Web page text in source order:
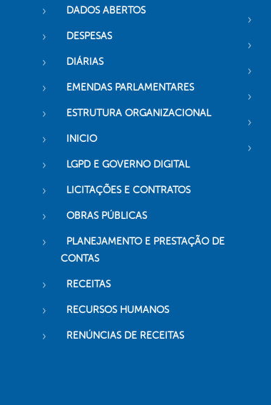
DADOS ABERTOS
DESPESAS
DIÁRIAS
EMENDAS PARLAMENTARES
ESTRUTURA ORGANIZACIONAL
INICIO
LGPD E GOVERNO DIGITAL
LICITAÇÕES E CONTRATOS
OBRAS PÚBLICAS
PLANEJAMENTO E PRESTAÇÃO DE
CONTAS
RECEITAS
RECURSOS HUMANOS
RENÚNCIAS DE RECEITAS